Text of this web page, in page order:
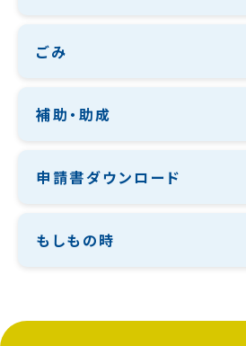
ごみ
補助・助成
申請書ダウンロード
もしもの時